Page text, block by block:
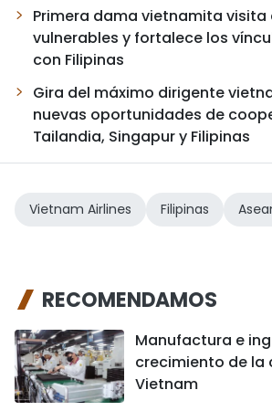
Primera dama vietnamita visita
vulnerables y fortalece los
con Filipinas
Gira del máximo dirigente
nuevas oportunidades de
Tailandia, Singapur y Filipinas
Vietnam Airlines Filipinas
RECOMENDAMOS
Manufactura e
crecimiento de
Vietnam